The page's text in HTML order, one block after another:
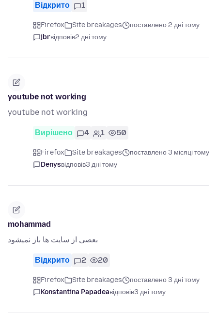
Відкрито 1
Firefox Site breakages
поставлено 2 дні тому
jbrвідповів2 дні тому
youtube not working
youtube not working
Вирішено 4 1 50
Firefox Site breakages
поставлено 3 місяці тому
Denysвідповів3 дні тому
mohammad
بعصی از سایت ها باز نمیشود
Відкрито 2 20
Firefox Site breakages
поставлено 3 дні тому
Konstantina Papadeaвідповів3 дні тому